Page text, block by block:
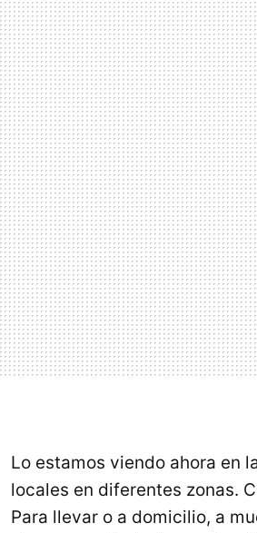
Lo estamos viendo ahora en
locales en diferentes zonas.
Para llevar o a domicilio, a